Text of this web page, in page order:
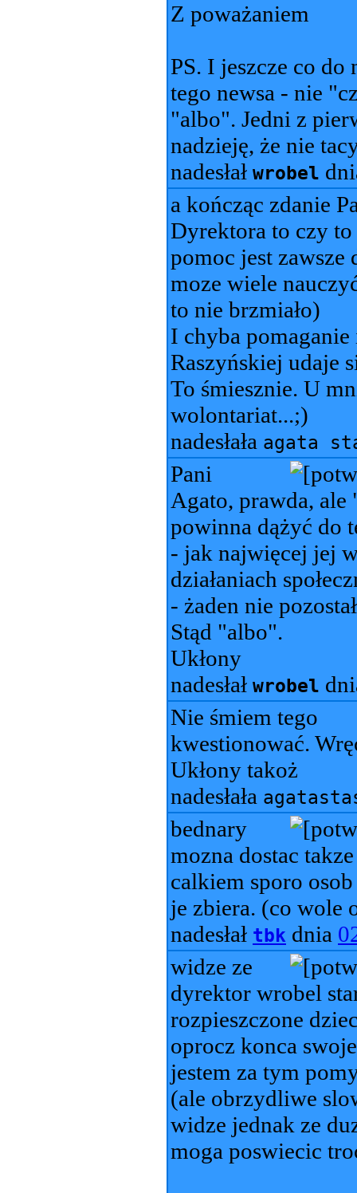
Z poważaniem
PS. I jeszcze co
tego newsa - nie
"albo". Jedni z
nadzieję, że nie
nadesłał wrobel
a kończąc zdanie
Dyrektora to czy
pomoc jest
moze wiele
to nie brzmiało)
I chyba
Raszyńskiej udaje
To śmiesznie. U
wolontariat...;)
nadesłała agata
Pani
Agato, prawda, ale
powinna dążyć do
- jak najwięcej jej
działaniach
- żaden nie
Stąd "albo".
Ukłony
nadesłał wrobel
Nie śmiem tego
kwestionować.
Ukłony takoż
nadesłała
bednary
mozna dostac
calkiem sporo
je zbiera. (co wole
nadesłał tbk dnia
widze ze
dyrektor wrobel
rozpieszczone
oprocz konca
jestem za tym
(ale obrzydliwe
widze jednak ze
moga poswiecic